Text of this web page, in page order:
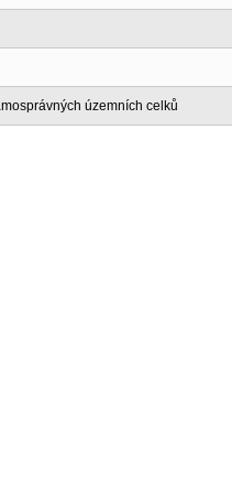
územních celků